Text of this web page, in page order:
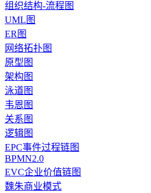
组织结构-流程图
UML图
ER图
网络拓扑图
原型图
架构图
泳道图
韦恩图
关系图
逻辑图
EPC事件过程链图
BPMN2.0
EVC企业价值链图
魏朱商业模式